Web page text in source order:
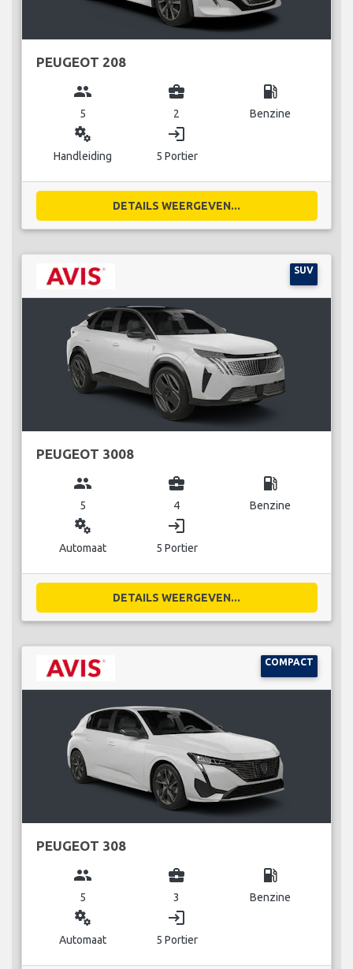
PEUGEOT 208
group
5
business_center
2
local_gas_station
Benzine
miscellaneous_services
Handleiding
login
5 Portier
DETAILS WEERGEVEN...
SUV
PEUGEOT 3008
group
5
business_center
4
local_gas_station
Benzine
miscellaneous_services
Automaat
login
5 Portier
DETAILS WEERGEVEN...
COMPACT
PEUGEOT 308
group
5
business_center
3
local_gas_station
Benzine
miscellaneous_services
Automaat
login
5 Portier